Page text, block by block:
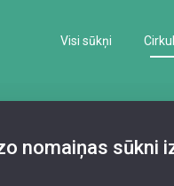
Visi sūkņi
nomaiņas sūkni